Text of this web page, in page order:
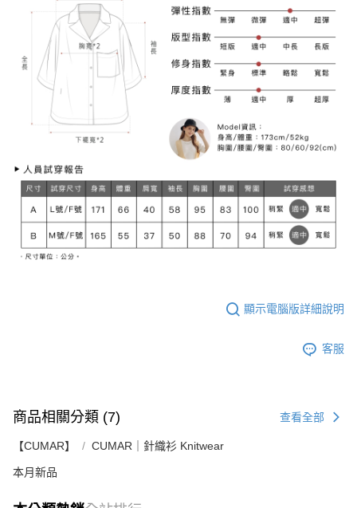
顯示電腦版詳細說明
客服
商品相關分類 (7) 查看全部
【CUMAR】 CUMAR｜針織衫 Knitwear
本月新品